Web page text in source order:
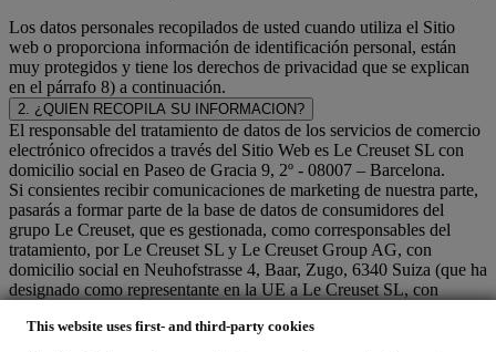
This website uses first- and third-party cookies
Los datos personales recopilados de usted cuando utiliza el Sitio
web o proporciona información de identificación personal, están
muy protegidos y tiene los derechos de privacidad que se explican
en el párrafo 8) a continuación.
2. ¿QUIEN RECOPILA SU INFORMACION?
El responsable del tratamiento de datos de los servicios de comercio
electrónico ofrecidos a través del Sitio Web es Le Creuset SL con
domicilio social en Paseo de Gracia 9, 2º - 08007 – Barcelona.
Si consientes recibir comunicaciones de marketing de nuestra parte,
pasarás a formar parte de la base de datos de consumidores del
grupo Le Creuset, que es gestionada, como corresponsables del
tratamiento, por Le Creuset SL y Le Creuset Group AG, con
domicilio social en Neuhofstrasse 4, Baar, Zugo, 6340 Suiza (que ha
designado como representante en la UE a Le Creuset SL, con
08007 Barcelona, España), en base a un acuerdo de